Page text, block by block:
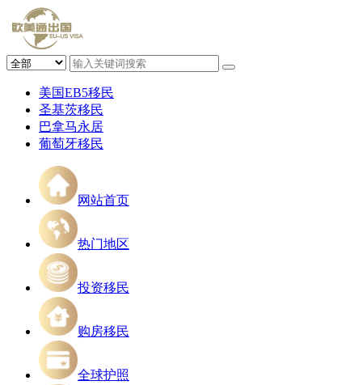
美国EB5移民
圣基茨移民
巴拿马永居
葡萄牙移民
网站首页
热门地区
投资移民
购房移民
全球护照